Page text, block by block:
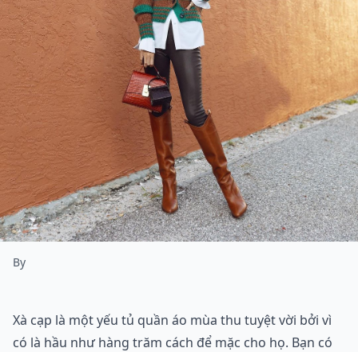
By
Xà cạp là một yếu tủ quần áo mùa thu tuyệt vời bởi vì
có là hầu như hàng trăm cách để mặc cho họ. Bạn có